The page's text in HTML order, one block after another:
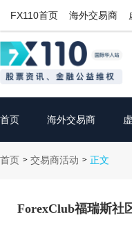
FX110首页 海外交易商
首页 海外交易商
首页 > 交易商活动 > 正文
ForexClub福瑞斯社